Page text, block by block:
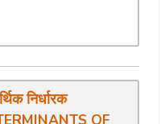
निर्धारक
OF